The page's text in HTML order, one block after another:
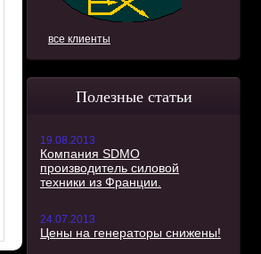
все клиенты
Полезные статьи
19.08.2013
Компания SDMO
производитель силовой
техники из Франции.
24.07.2013
Цены на генераторы снижены!